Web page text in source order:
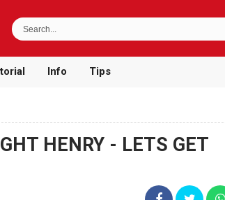
Info Tips
HENRY - LETS GET